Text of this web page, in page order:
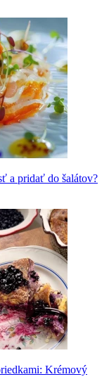
a pridať do šalátov?
Krémový